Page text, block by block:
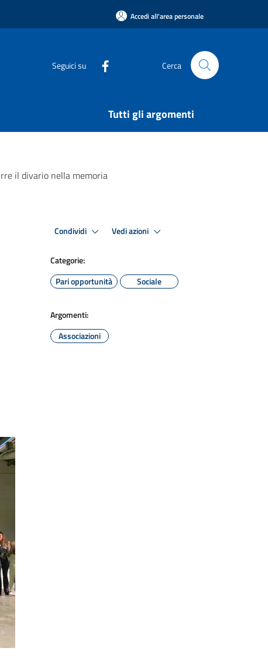
Accedi all'area personale
Seguici su Cerca
Tutti gli argomenti
il divario nella memoria
Condividi Vedi azioni
Categorie:
Pari opportunità
Sociale
Argomenti:
Associazioni